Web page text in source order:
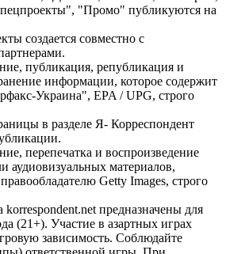
"Промо" публикуются на
создается совместно с
публикация, републикация и
информации, которое содержит
Украина", EPA / UPG, строго
в разделе Я- Корреспондент
перепечатка и воспроизведение
аудиовизуальных материалов,
Getty Images, строго
предназначены для
(21+). Участие в азартных играх
зависимость. Соблюдайте